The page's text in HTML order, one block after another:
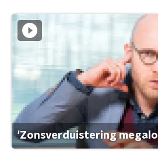
'Zonsverduistering